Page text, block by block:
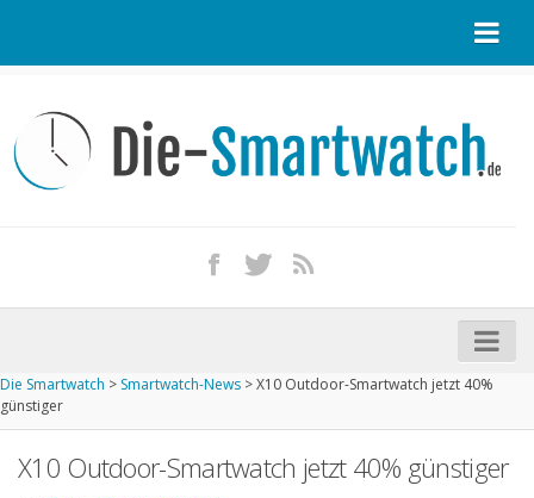
Kontakt / Tipp geben
Impressum
iPhone kaufen
Startseite
Kommende Smartwatches
Die Smartwatch > Smartwatch-News >X10 Outdoor-Smartwatch jetzt 40%
günstiger
X10 Outdoor-Smartwatch jetzt 40% günstiger